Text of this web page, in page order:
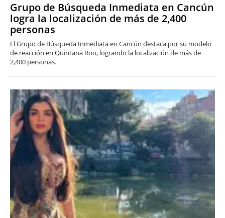
Grupo de Búsqueda Inmediata en Cancún
logra la localización de más de 2,400
personas
El Grupo de Búsqueda Inmediata en Cancún destaca por su modelo
de reacción en Quintana Roo, logrando la localización de más de
2,400 personas.